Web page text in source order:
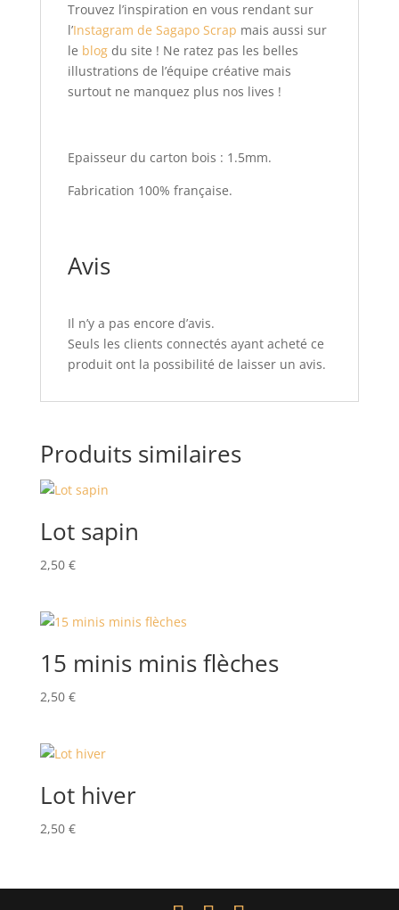
Trouvez l’inspiration en vous rendant sur
l’Instagram de Sagapo Scrap mais aussi sur
le blogdu site ! Ne ratez pas les belles
illustrations de l’équipe créative mais
surtout ne manquez plus nos lives !
Epaisseur du carton bois : 1.5mm.
Fabrication 100% française.
Avis
Il n’y a pas encore d’avis.
Seuls les clients connectés ayant acheté ce
produit ont la possibilité de laisser un avis.
Produits similaires
Lot sapin
2,50 €
15 minis minis flèches
2,50 €
Lot hiver
2,50 €